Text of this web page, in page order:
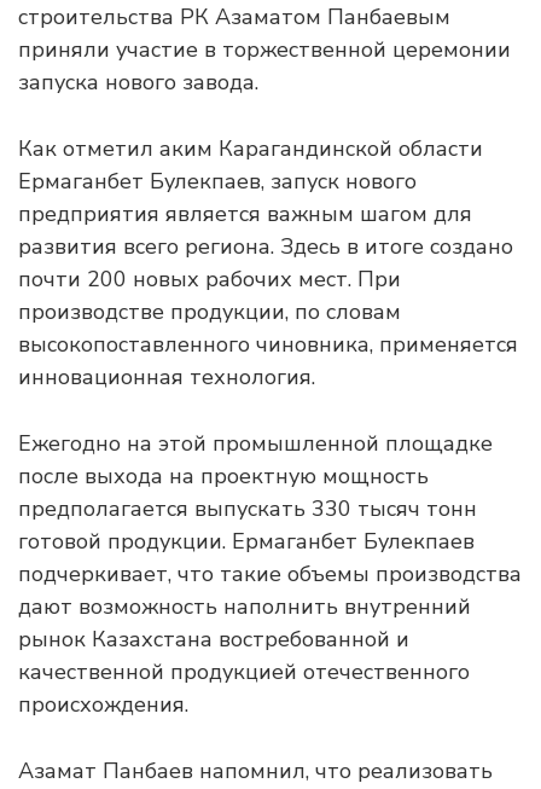
строительства РК Азаматом Панбаевым
приняли участие в торжественной церемонии
запуска нового завода.
Как отметил аким Карагандинской области
Ермаганбет Булекпаев, запуск нового
предприятия является важным шагом для
развития всего региона. Здесь в итоге создано
почти 200 новых рабочих мест. При
производстве продукции, по словам
высокопоставленного чиновника, применяется
инновационная технология.
Ежегодно на этой промышленной площадке
после выхода на проектную мощность
предполагается выпускать 330 тысяч тонн
готовой продукции. Ермаганбет Булекпаев
подчеркивает, что такие объемы производства
дают возможность наполнить внутренний
рынок Казахстана востребованной и
качественной продукцией отечественного
происхождения.
Азамат Панбаев напомнил, что реализовать